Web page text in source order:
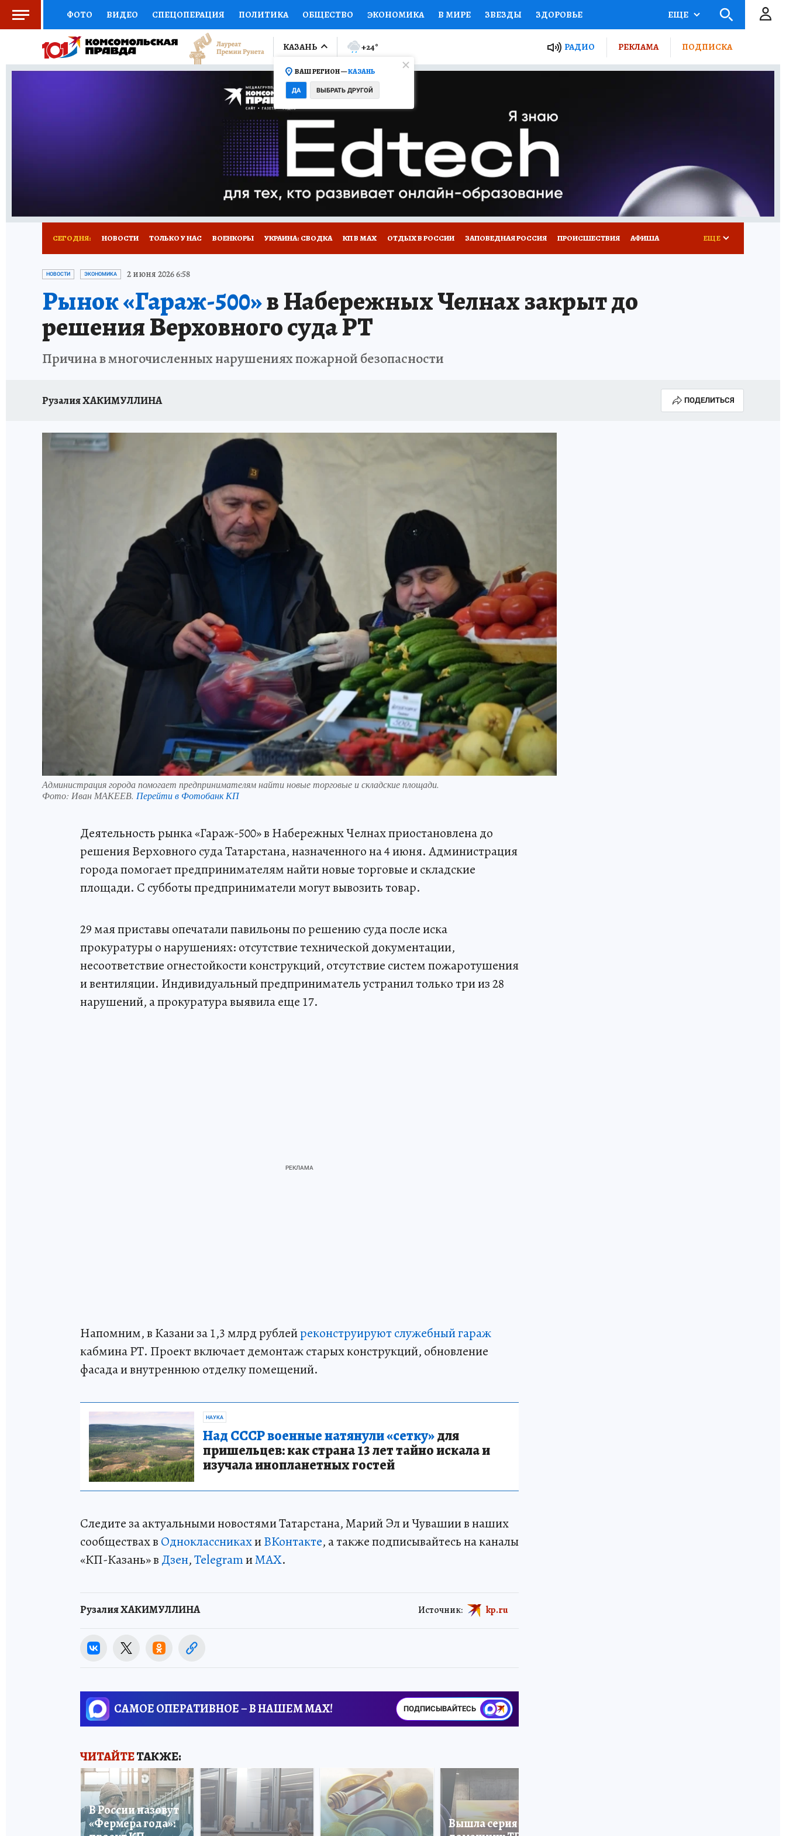
ФОТО ВИДЕО СПЕЦОПЕРАЦИЯ ПОЛИТИКА ОБЩЕСТВО ЭКОНОМИКА В МИРЕ ЗВЕЗДЫ ЗДОРОВЬЕ
СОЦПОДДЕРЖКА НАУКА СПОРТ КОЛУМНИСТЫ ПРОИСШЕСТВИЯ НАЦИОНАЛЬНЫЕ ПРОЕКТЫ РОССИИ
ВЫБОР ЭКСПЕРТОВ ДОКТОР ФИНАНСЫ ОТКРЫВАЕМ МИР Я ЗНАЮ СЕМЬЯ ЖЕНСКИЕ СЕКРЕТЫ ПУТЕВОДИТЕЛЬ
ПРОГНОЗЫ НА СПОРТ ПРОМОКОДЫ СЕРИАЛЫ
ТЕЛЕВИЗОР КОЛЛЕКЦИИ КОНКУРСЫ ГИД ПОТРЕБИТЕЛЯ
НОВОЕ НА САЙТЕ
ЕЩЕ
КАЗАНЬ
ВАШ РЕГИОН —КАЗАНЬ
ДА ВЫБРАТЬ ДРУГОЙ
+24° РАДИО РЕКЛАМА ПОДПИСКА
СЕГОДНЯ: НОВОСТИ ТОЛЬКО У НАС ВОЕНКОРЫ УКРАИНА: СВОДКА КП В МАХ ОТДЫХ В РОССИИ ЗАПОВЕДНАЯ РОССИЯ ПРОИСШЕСТВИЯ АФИША
ТЕРРИТОРИЯ ДОБРА ИСПЫТАНО НА СЕБЕ
ЕЩЕ
НОВОСТИ ЭКОНОМИКА 2 июня 2026 6:58
Рынок «Гараж-500»в Набережных Челнах закрыт до
решения Верховного суда РТ
Причина в многочисленных нарушениях пожарной безопасности
Рузалия ХАКИМУЛЛИНА ПОДЕЛИТЬСЯ
Администрация города помогает предпринимателям найти новые торговые и складские площади.
Фото: Иван МАКЕЕВ. Перейти в Фотобанк КП
Деятельность рынка «Гараж-500» в Набережных Челнах приостановлена до
решения Верховного суда Татарстана, назначенного на 4 июня. Администрация
города помогает предпринимателям найти новые торговые и складские
площади. С субботы предприниматели могут вывозить товар.
29 мая приставы опечатали павильоны по решению суда после иска
прокуратуры о нарушениях: отсутствие технической документации,
несоответствие огнестойкости конструкций, отсутствие систем пожаротушения
и вентиляции. Индивидуальный предприниматель устранил только три из 28
нарушений, а прокуратура выявила еще 17.
Напомним, в Казани за 1,3 млрд рублейреконструируют служебный гараж
кабмина РТ. Проект включает демонтаж старых конструкций, обновление
фасада и внутреннюю отделку помещений.
НАУКА
Над СССР военные натянули «сетку»для
пришельцев: как страна 13 лет тайно искала и
изучала инопланетных гостей
Следите за актуальными новостями Татарстана, Марий Эл и Чувашии в наших
сообществах в ОдноклассникахиВКонтакте, а также подписывайтесь на каналы
«КП-Казань» в Дзен,TelegramиMAX.
Рузалия ХАКИМУЛЛИНА Источник: kp.ru
САМОЕ ОПЕРАТИВНОЕ – В НАШЕМ MAX! ПОДПИСЫВАЙТЕСЬ
ЧИТАЙТЕТАКЖЕ:
В России назовут
«Фермера года»:
Вышла серия